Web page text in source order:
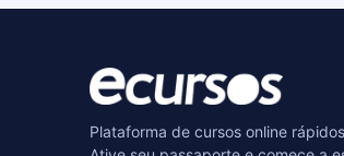
Plataforma de cursos online